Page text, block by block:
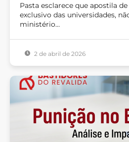
Pasta esclarece que apostila
exclusivo das universidades,
ministério…
2 de abril de 2026